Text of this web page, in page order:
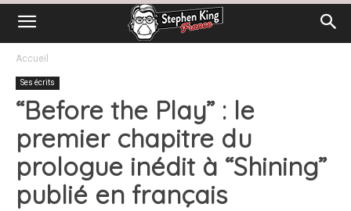
Accueil
Ses écrits
“Before the Play” : le
premier chapitre du
prologue inédit à “Shining”
publié en français